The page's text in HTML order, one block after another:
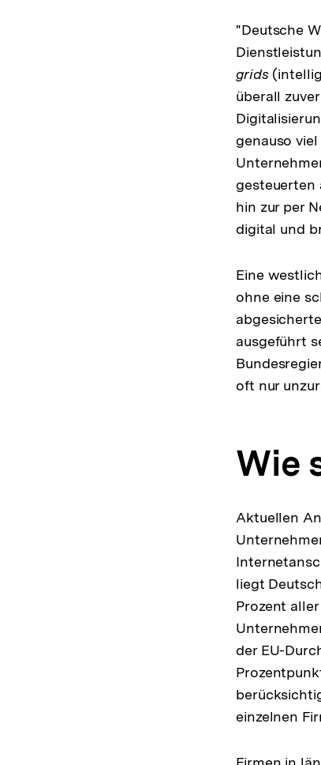
"Deutsche
grids
überall
genauso
gesteuerten
hin zur per
digital und
Eine
ohne eine
ausgeführt
oft nur
Wie
Aktuellen
liegt
Prozent
der EU-
einzelnen